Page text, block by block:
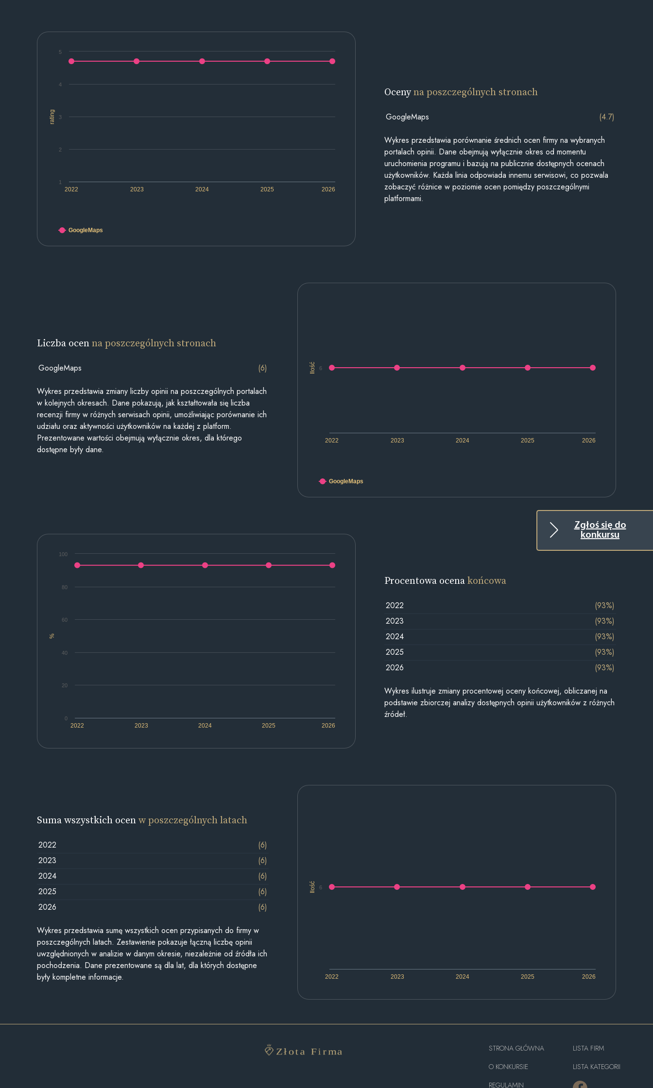
Zgłoś się do
konkursu
rating
2022 2023 2024 2025 2026
1
2
3
4
5
GoogleMaps
Ocenyna poszczególnych stronach
GoogleMaps (4.7)
Wykres przedstawia porównanie średnich ocen firmy na wybranych
portalach opinii. Dane obejmują wyłącznie okres od momentu
uruchomienia programu i bazują na publicznie dostępnych ocenach
użytkowników. Każda linia odpowiada innemu serwisowi, co pozwala
zobaczyć różnice w poziomie ocen pomiędzy poszczególnymi
platformami.
Ilość
2022 2023 2024 2025 2026
6
GoogleMaps
Liczba ocenna poszczególnych stronach
GoogleMaps (6)
Wykres przedstawia zmiany liczby opinii na poszczególnych portalach
w kolejnych okresach. Dane pokazują, jak kształtowała się liczba
recenzji firmy w różnych serwisach opinii, umożliwiając porównanie ich
udziału oraz aktywności użytkowników na każdej z platform.
Prezentowane wartości obejmują wyłącznie okres, dla którego
dostępne były dane.
%
2022 2023 2024 2025 2026
0
20
40
60
80
100
Procentowa ocenakońcowa
2022
(93%)
2023
(93%)
2024
(93%)
2025
(93%)
2026
(93%)
Wykres ilustruje zmiany procentowej oceny końcowej, obliczanej na
podstawie zbiorczej analizy dostępnych opinii użytkowników z różnych
źródeł.
Ilość
2022 2023 2024 2025 2026
6
Suma wszystkich ocenw poszczególnych latach
2022
(6)
2023
(6)
2024
(6)
2025
(6)
2026
(6)
Wykres przedstawia sumę wszystkich ocen przypisanych do firmy w
poszczególnych latach. Zestawienie pokazuje łączną liczbę opinii
uwzględnionych w analizie w danym okresie, niezależnie od źródła ich
pochodzenia. Dane prezentowane są dla lat, dla których dostępne
były kompletne informacje.
STRONA GŁÓWNA
O KONKURSIE
REGULAMIN
LISTA FIRM
LISTA KATEGORII